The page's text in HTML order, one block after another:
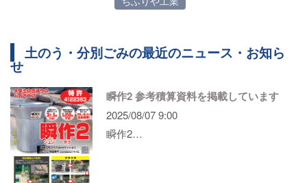
土のう・分別ごみの最近のニュース・お知ら
せ
瞬作2 参考積算資料を掲載しています
2025/08/07 9:00
瞬作2…